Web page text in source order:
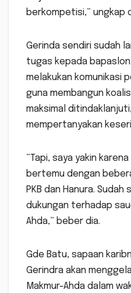
berkompetisi,” ungkap
Gerinda sendiri sudah
tugas kepada bapaslon
melakukan komunikasi
guna membangun
maksimal
mempertanyakan
“Tapi, saya yakin
bertemu dengan
PKB dan Hanura. Sudah
dukungan terhadap
Ahda,” beber dia.
Gde Batu, sapaan
Gerindra akan
Makmur-Ahda dalam